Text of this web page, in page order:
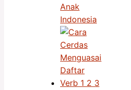
Anak
Indonesia